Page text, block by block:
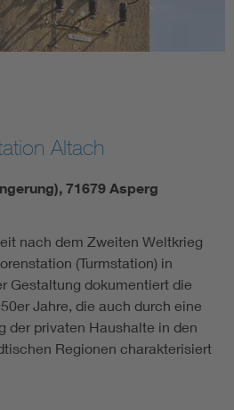
Altach
71679 Asperg
nach dem Zweiten Weltkrieg
(Turmstation) in
Gestaltung dokumentiert die
Jahre, die auch durch eine
der privaten Haushalte in den
Regionen charakterisiert